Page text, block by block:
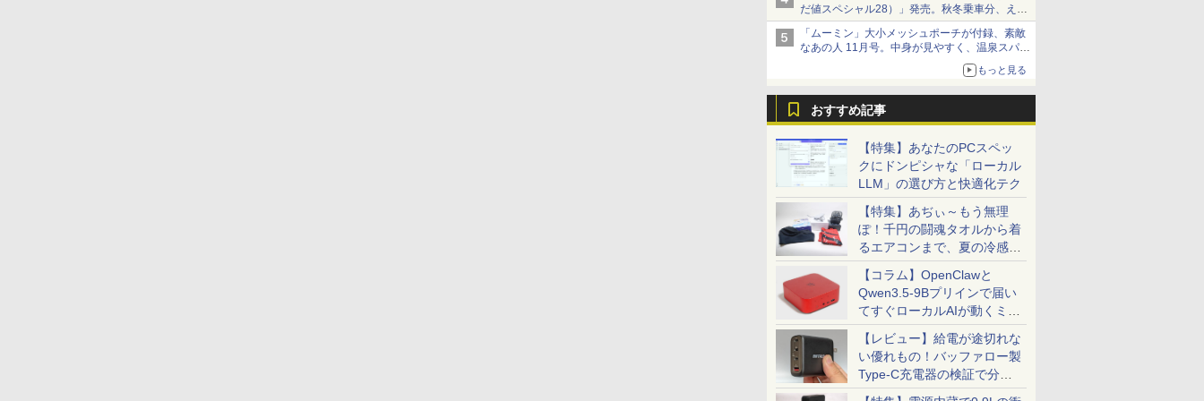
だ値スペシャル28）」発売。秋冬乗車分、えき
ねっと限定
「ムーミン」大小メッシュポーチが付録、素敵
なあの人 11月号。中身が見やすく、温泉スパに
もっと見る
おすすめ記事
【特集】あなたのPCスペッ
クにドンピシャな「ローカル
LLM」の選び方と快適化テク
【特集】あぢぃ～もう無理
ぽ！千円の闘魂タオルから着
るエアコンまで、夏の冷感グ
ッズ一挙紹介
【コラム】OpenClawと
Qwen3.5-9Bプリインで届い
てすぐローカルAIが動くミニ
PC「SER9 Pro」
【レビュー】給電が途切れな
い優れもの！バッファロー製
Type-C充電器の検証で分か
ったこと